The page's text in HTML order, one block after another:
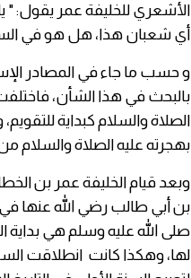
الأشعري للخليفة عمر يقول: "
أي شعبان هذا، هل هو في
و حسب ما جاء في المصادر
بالبحث في هذا الشأن،
الصلاة والسلام كبداية
بهجرته عليه الصلاة والسلام
وبعد قيام الخليفة عمر بن
بن أبي طالب رضي الله عنها في
صلى الله عليه وسلم هي بداية